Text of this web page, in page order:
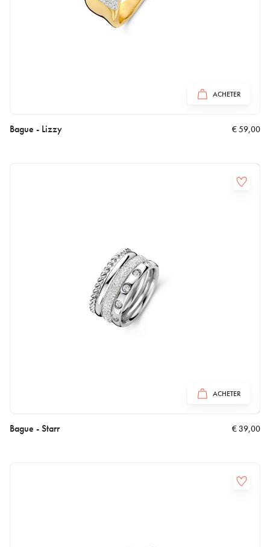
ACHETER
Bague - Lizzy €59,00
ACHETER
Bague - Starr €39,00